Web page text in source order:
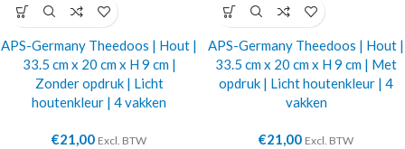
APS-Germany Theedoos | Hout |
33.5 cm x 20 cm x H 9 cm |
Zonder opdruk | Licht
houtenkleur | 4 vakken
€21,00 Excl. BTW
APS-Germany Theedoos | Hout |
33.5 cm x 20 cm x H 9 cm | Met
opdruk | Licht houtenkleur | 4
vakken
€21,00 Excl. BTW